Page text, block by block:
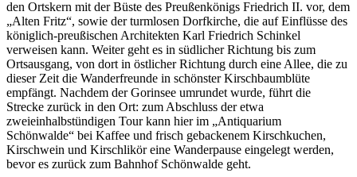
den Ortskern mit der Büste des Preußenkönigs Friedrich II. vor, dem
„Alten Fritz“, sowie der turmlosen Dorfkirche, die auf Einflüsse des
königlich-preußischen Architekten Karl Friedrich Schinkel
verweisen kann. Weiter geht es in südlicher Richtung bis zum
Ortsausgang, von dort in östlicher Richtung durch eine Allee, die zu
dieser Zeit die Wanderfreunde in schönster Kirschbaumblüte
empfängt. Nachdem der Gorinsee umrundet wurde, führt die
Strecke zurück in den Ort: zum Abschluss der etwa
zweieinhalbstündigen Tour kann hier im „Antiquarium
Schönwalde“ bei Kaffee und frisch gebackenem Kirschkuchen,
Kirschwein und Kirschlikör eine Wanderpause eingelegt werden,
bevor es zurück zum Bahnhof Schönwalde geht.